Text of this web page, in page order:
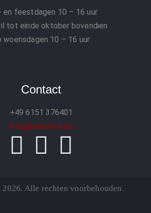
en feestdagen 10 – 16 uur
tot einde oktober bovendien
woensdagen 10 – 16 uur
Contact
+49 6151 376401
info@bahnwelt.de
Alle rechten voorbehouden.